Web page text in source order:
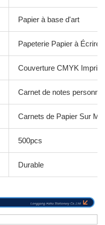
Papier à base d'art
Papeterie Papier à Écrire
Couverture CMYK
Carnet de notes
Carnets de Papier Sur
500pcs
Durable